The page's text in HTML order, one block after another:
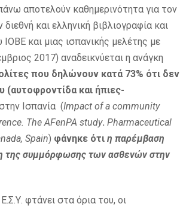
αποτελούν καθημερινότητα για τον
και ελληνική βιβλιογραφία και
και μιας ισπανικής μελέτης με
2017) αναδεικνύεται η ανάγκη
που δηλώνουν κατά 73% ότι δεν
και ήπιες-
Ισπανία (Impact of a community
The AFenPA study. Pharmaceutical
Spain) φάνηκε ότι η παρέμβαση
της συμμόρφωσης των ασθενών στην
φτάνει στα όρια του, οι